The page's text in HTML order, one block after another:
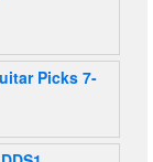
Picks 7-